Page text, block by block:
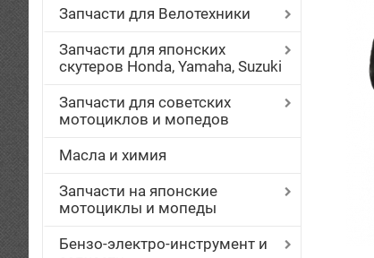
Запчасти для Велотехники
Запчасти для японских
скутеров Honda, Yamaha, Suzuki
Запчасти для советских
мотоциклов и мопедов
Масла и химия
Запчасти на японские
мотоциклы и мопеды
Бензо-электро-инструмент и